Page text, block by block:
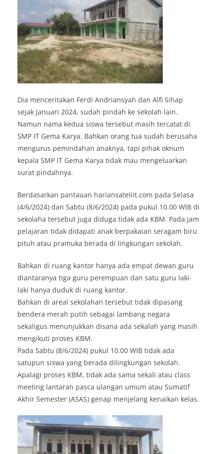
Dia menceritakan Ferdi Andriansyah dan Alfi Sihap
sejak Januari 2024, sudah pindah ke sekolah lain.
Namun nama kedua siswa tersebut masih tercatat di
SMP IT Gema Karya. Bahkan orang tua sudah berusaha
mengurus pemindahan anaknya, tapi pihak oknum
kepala SMP IT Gema Karya tidak mau mengeluarkan
surat pindahnya.
Berdasarkan pantauan hariansateliit.com pada Selasa
(4/6/2024) dan Sabtu (8/6/2024) pada pukul 10.00 WIB di
sekolaha tersebut juga diduga tidak ada KBM. Pada jam
pelajaran tidak didapati anak berpakaian seragam biru
pituh atau pramuka berada di lingkungan sekolah.
Bahkan di ruang kantor hanya ada empat dewan guru
diantaranya tiga guru perempuan dan satu guru laki-
laki hanya duduk di ruang kantor.
Bahkan di areal sekolahan tersebut tidak dipasang
bendera merah putih sebagai lambang negara
sekaligus menunjukkan disana ada sekalah yang masih
mengikuti proses KBM.
Pada Sabtu (8/6/2024) pukul 10.00 WIB tidak ada
satupun siswa yang berada dilingkungan sekolah.
Apalagi proses KBM, tidak ada sama sekali atau class
meeting lantaran pasca ulangan umum atau Sumatif
Akhir Semester (ASAS) genap menjelang kenaikan kelas.